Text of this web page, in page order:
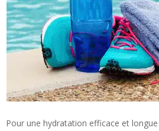
Pour une hydratation efficace et